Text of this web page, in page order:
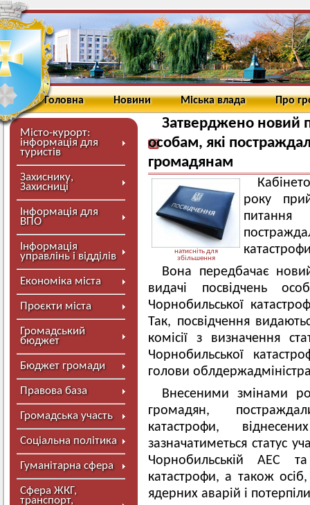
Головна Новини Міська влада Про
Місто-курорт:
інформація для
туристів
Захиснику,
Захисниці
Інформація для
ВПО
Інформація
управлінь і відділів
Економіка міста
Проєкти міста
Громадський
бюджет
Бюджет громади
Правова база
Громадська участь
Соціальна політика
Гуманітарна сфера
Сфера ЖКГ,
транспорт,
Затверджено новий
особам, які
громадянам
натисніть для
збільшення
року
питання
Вона передбачає
видачі посвідчень
Чорнобильської
Так, посвідчення
комісії з визначення
Чорнобильської
голови
Внесеними змінами
громадян,
катастрофи,
зазначатиметься статус
Чорнобильській АЕС
катастрофи, а також осіб,
ядерних аварій і